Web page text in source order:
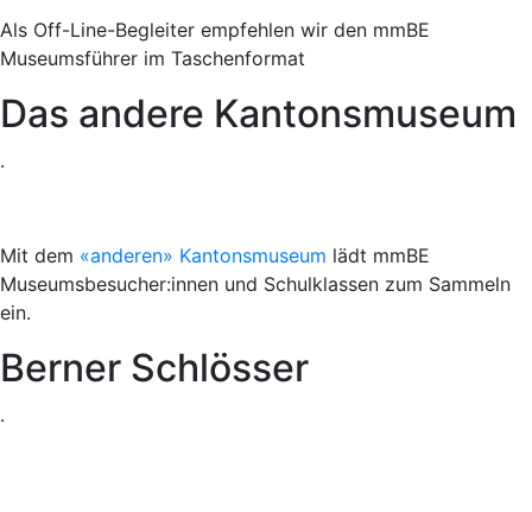
Als Off-Line-Begleiter empfehlen wir den mmBE
Museumsführer im Taschenformat
Das andere Kantonsmuseum
.
Mit dem «anderen» Kantonsmuseum lädt mmBE
Museumsbesucher:innen und Schulklassen zum Sammeln
ein.
Berner Schlösser
.